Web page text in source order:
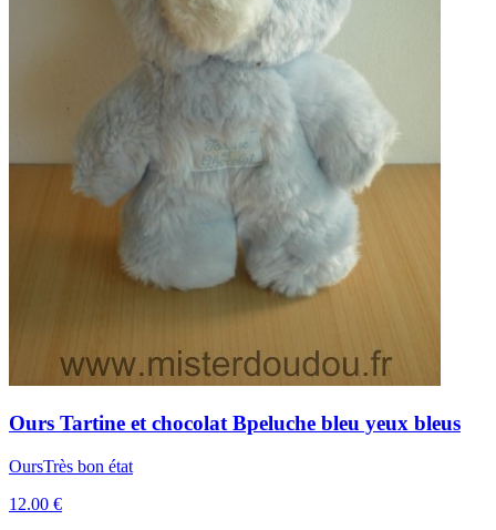
Ours Tartine et chocolat Bpeluche bleu yeux bleus
OursTrès bon état
12.00 €